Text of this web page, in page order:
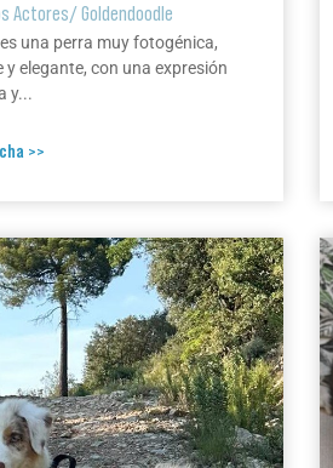
Actores/Goldendoodle
una perra muy fotogénica,
y elegante, con una expresión
y...
>>